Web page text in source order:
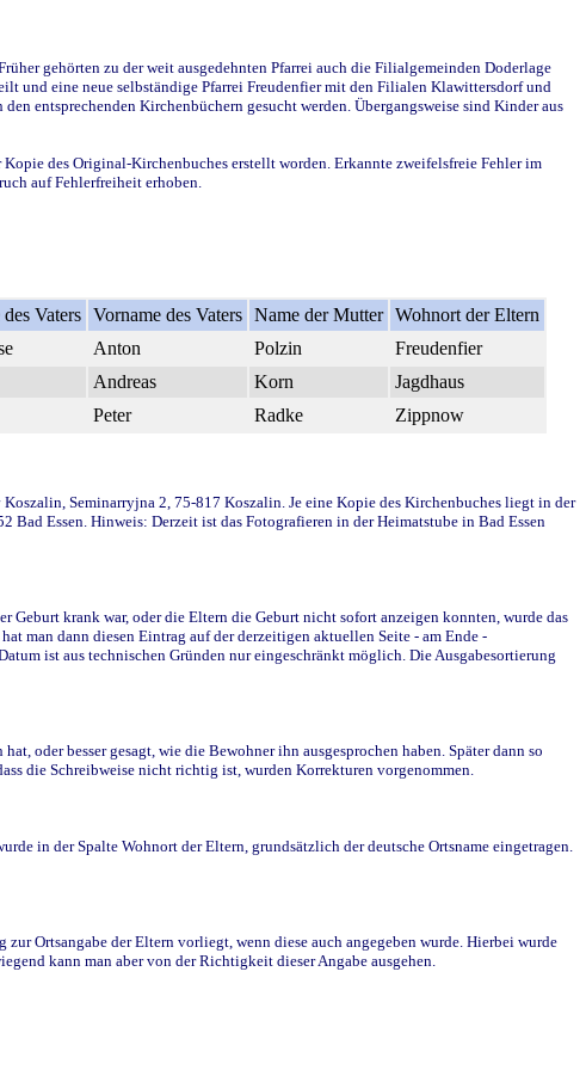
gehörten zu der weit ausgedehnten Pfarrei auch die Filialgemeinden Doderlage
und eine neue selbständige Pfarrei Freudenfier mit den Filialen Klawittersdorf und
entsprechenden Kirchenbüchern gesucht werden. Übergangsweise sind Kinder aus
des Original-Kirchenbuches erstellt worden. Erkannte zweifelsfreie Fehler im
auf Fehlerfreiheit erhoben.
Vaters Vorname des Vaters Name der Mutter Wohnort der Eltern
Anton Polzin
Freudenfier
Andreas Korn
Jagdhaus
Peter Radke Zippnow
Seminarryjna 2, 75-817 Koszalin. Je eine Kopie des Kirchenbuches liegt in der
Essen. Hinweis: Derzeit ist das Fotografieren in der Heimatstube in Bad Essen
krank war, oder die Eltern die Geburt nicht sofort anzeigen konnten, wurde das
man dann diesen Eintrag auf der derzeitigen aktuellen Seite - am Ende -
ist aus technischen Gründen nur eingeschränkt möglich. Die Ausgabesortierung
oder besser gesagt, wie die Bewohner ihn ausgesprochen haben. Später dann so
die Schreibweise nicht richtig ist, wurden Korrekturen vorgenommen.
in der Spalte Wohnort der Eltern, grundsätzlich der deutsche Ortsname eingetragen.
Ortsangabe der Eltern vorliegt, wenn diese auch angegeben wurde. Hierbei wurde
kann man aber von der Richtigkeit dieser Angabe ausgehen.